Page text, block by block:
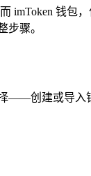
钱包
步骤。
——创建或导